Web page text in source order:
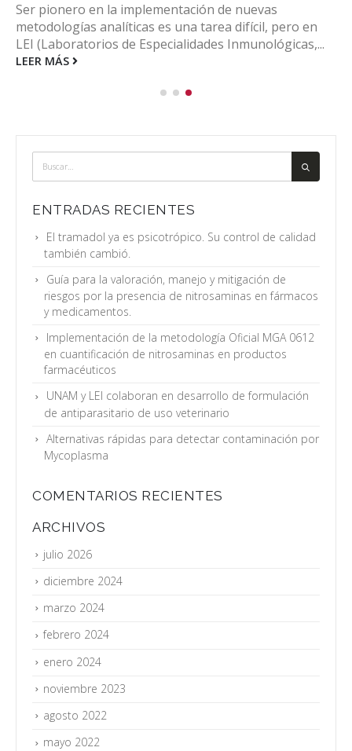
Ser pionero en la implementación de nuevas
metodologías analíticas es una tarea difícil, pero en
LEI (Laboratorios de Especialidades Inmunológicas,...
LEER MÁS
ENTRADAS RECIENTES
El tramadol ya es psicotrópico. Su control de calidad
también cambió.
Guía para la valoración, manejo y mitigación de
riesgos por la presencia de nitrosaminas en fármacos
y medicamentos.
Implementación de la metodología Oficial MGA 0612
en cuantificación de nitrosaminas en productos
farmacéuticos
UNAM y LEI colaboran en desarrollo de formulación
de antiparasitario de uso veterinario
Alternativas rápidas para detectar contaminación por
Mycoplasma
COMENTARIOS RECIENTES
ARCHIVOS
julio 2026
diciembre 2024
marzo 2024
febrero 2024
enero 2024
noviembre 2023
agosto 2022
mayo 2022